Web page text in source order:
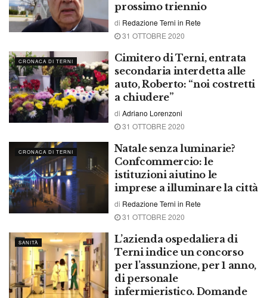
prossimo triennio
di Redazione Terni in Rete
31 OTTOBRE 2020
CRONACA DI TERNI
Cimitero di Terni, entrata
secondaria interdetta alle
auto, Roberto: “noi costretti
a chiudere”
di Adriano Lorenzoni
31 OTTOBRE 2020
CRONACA DI TERNI
Natale senza luminarie?
Confcommercio: le
istituzioni aiutino le
imprese a illuminare la città
di Redazione Terni in Rete
31 OTTOBRE 2020
SANITÀ
L’azienda ospedaliera di
Terni indice un concorso
per l’assunzione, per 1 anno,
di personale
infermieristico. Domande